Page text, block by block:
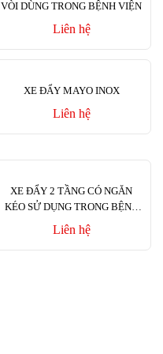
VÒI DÙNG TRONG BỆNH VIỆN
Liên hệ
XE ĐẨY MAYO INOX
Liên hệ
XE ĐẨY 2 TẦNG CÓ NGĂN
KÉO SỬ DỤNG TRONG BỆNH
VIỆN
Liên hệ